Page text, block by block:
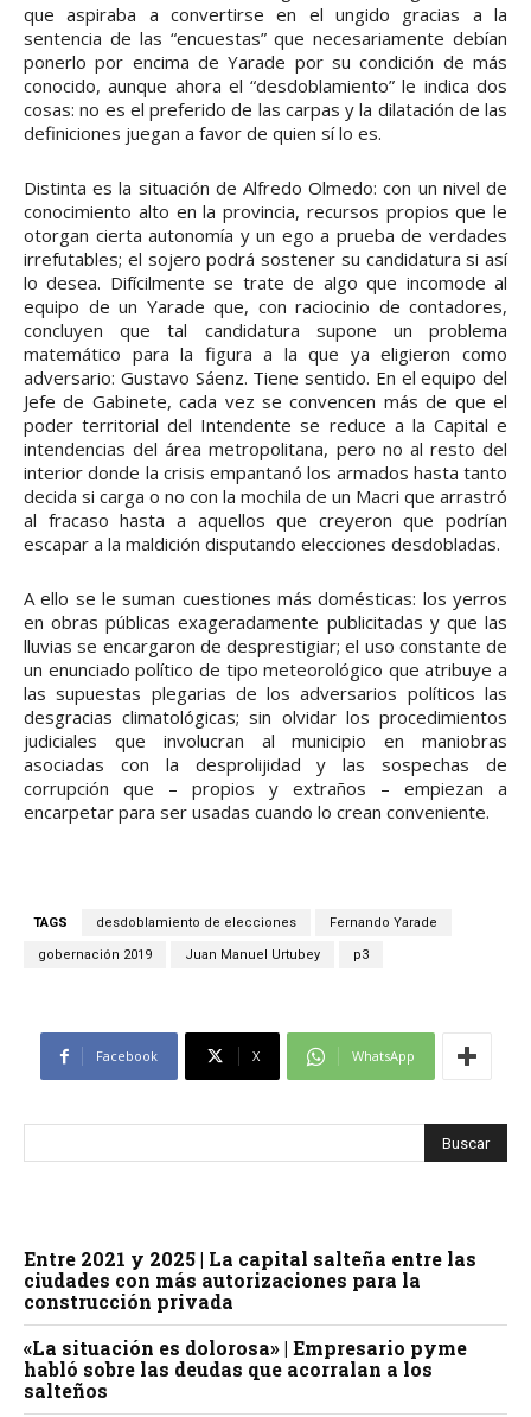
que aspiraba a convertirse en el ungido gracias a la
sentencia de las “encuestas” que necesariamente debían
ponerlo por encima de Yarade por su condición de más
conocido, aunque ahora el “desdoblamiento” le indica dos
cosas: no es el preferido de las carpas y la dilatación de las
definiciones juegan a favor de quien sí lo es.
Distinta es la situación de Alfredo Olmedo: con un nivel de
conocimiento alto en la provincia, recursos propios que le
otorgan cierta autonomía y un ego a prueba de verdades
irrefutables; el sojero podrá sostener su candidatura si así
lo desea. Difícilmente se trate de algo que incomode al
equipo de un Yarade que, con raciocinio de contadores,
concluyen que tal candidatura supone un problema
matemático para la figura a la que ya eligieron como
adversario: Gustavo Sáenz. Tiene sentido. En el equipo del
Jefe de Gabinete, cada vez se convencen más de que el
poder territorial del Intendente se reduce a la Capital e
intendencias del área metropolitana, pero no al resto del
interior donde la crisis empantanó los armados hasta tanto
decida si carga o no con la mochila de un Macri que arrastró
al fracaso hasta a aquellos que creyeron que podrían
escapar a la maldición disputando elecciones desdobladas.
A ello se le suman cuestiones más domésticas: los yerros
en obras públicas exageradamente publicitadas y que las
lluvias se encargaron de desprestigiar; el uso constante de
un enunciado político de tipo meteorológico que atribuye a
las supuestas plegarias de los adversarios políticos las
desgracias climatológicas; sin olvidar los procedimientos
judiciales que involucran al municipio en maniobras
asociadas con la desprolijidad y las sospechas de
corrupción que – propios y extraños – empiezan a
encarpetar para ser usadas cuando lo crean conveniente.
TAGS desdoblamiento de elecciones Fernando Yarade
gobernación 2019 Juan Manuel Urtubey p3
Facebook X WhatsApp
Entre 2021 y 2025 | La capital salteña entre las
ciudades con más autorizaciones para la
construcción privada
«La situación es dolorosa» | Empresario pyme
habló sobre las deudas que acorralan a los
salteños